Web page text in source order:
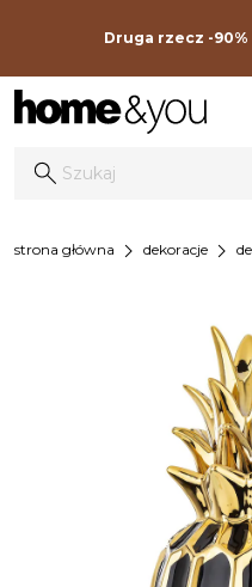
Druga rzecz -
strona główna chevron_right dekoracje chevron_right